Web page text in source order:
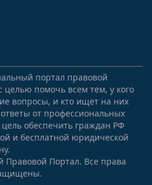
портал правовой
помочь всем тем, у кого
вопросы, и кто ищет на них
от профессиональных
обеспечить граждан РФ
и бесплатной юридической
Портал. Все права